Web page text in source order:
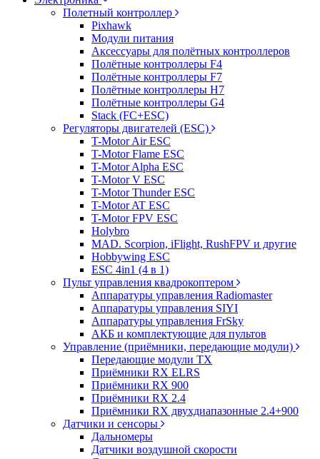
Полетный контроллер
Pixhawk
Модули питания
Аксессуары для полётных контроллеров
Полётные контроллеры F4
Полётные контроллеры F7
Полётные контроллеры H7
Полётные контроллеры G4
Stack (FC+ESC)
Регуляторы двигателей (ESC)
T-Motor Air ESC
T-Motor Flame ESC
T-Motor Alpha ESC
T-Motor V ESC
T-Motor Thunder ESC
T-Motor AT ESC
T-Motor FPV ESC
Holybro
MAD. Scorpion, iFlight, RushFPV и другие
Hobbywing ESC
ESC 4in1 (4 в 1)
Пульт управления квадрокоптером
Аппаратуры управления Radiomaster
Аппаратуры управления SIYI
Аппаратуры управления FrSky
АКБ и комплектующие для пультов
Управление (приёмники, передающие модули)
Передающие модули TX
Приёмники RX ELRS
Приёмники RX 900
Приёмники RX 2.4
Приёмники RX двухдиапазонные 2.4+900
Датчики и сенсоры
Дальномеры
Датчики воздушной скорости